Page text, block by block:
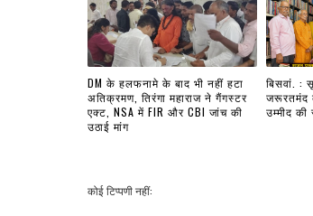
DM के हलफनामे के बाद भी नहीं हटा
अतिक्रमण, तिरंगा महाराज ने गैंगस्टर
एक्ट, NSA में FIR और CBI जांच की
उठाई मांग
बिसवां. :
जरूरतमंद
उम्मीद की
कोई टिप्पणी नहीं: